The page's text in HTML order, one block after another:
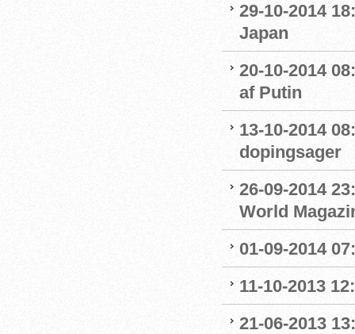
29-10-2014
Japan
20-10-2014
af Putin
13-10-2014
dopingsager
26-09-2014
World
01-09-2014
11-10-2013
21-06-2013